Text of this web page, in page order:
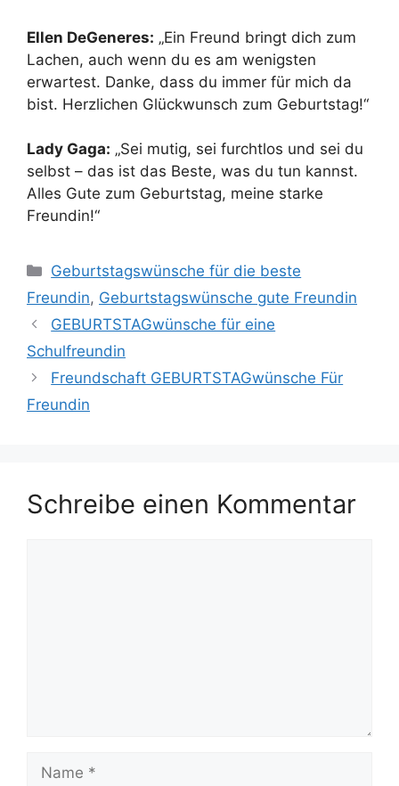
Ellen DeGeneres: „Ein Freund bringt dich zum
Lachen, auch wenn du es am wenigsten
erwartest. Danke, dass du immer für mich da
bist. Herzlichen Glückwunsch zum Geburtstag!“
Lady Gaga: „Sei mutig, sei furchtlos und sei du
selbst – das ist das Beste, was du tun kannst.
Alles Gute zum Geburtstag, meine starke
Freundin!“
Kategorien
Geburtstagswünsche für die beste
Freundin, Geburtstagswünsche gute Freundin
GEBURTSTAGwünsche für eine
Schulfreundin
Freundschaft GEBURTSTAGwünsche Für
Freundin
Schreibe einen Kommentar
Name